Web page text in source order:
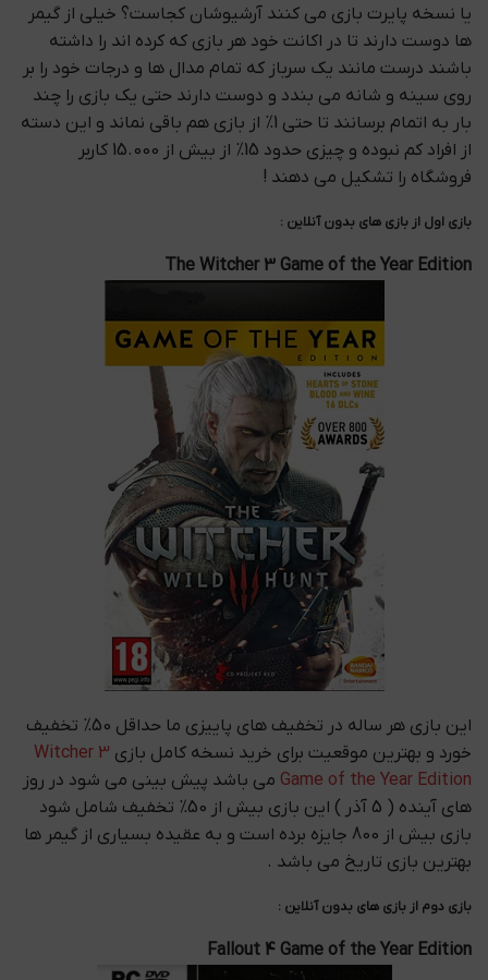
یا نسخه پایرت بازی می کنند آرشیوشان کجاست؟ خیلی از گیمر
ها دوست دارند تا در اکانت خود هر بازی که کرده اند را داشته
باشند درست مانند یک سرباز که تمام مدال ها و درجات خود را بر
روی سینه و شانه می بندد و دوست دارند حتی یک بازی را چند
بار به اتمام برسانند تا حتی 1% از بازی هم باقی نماند و این دسته
از افراد کم نبوده و چیزی حدود 15% از بیش از 15.000 کاربر
فروشگاه را تشکیل می دهند !
بازی اول از بازی های بدون آنلاین :
The Witcher 3 Game of the Year Edition
این بازی هر ساله در تخفیف های پاییزی ما حداقل 50% تخفیف
خورد و بهترین موقعیت برای خرید نسخه کامل بازی Witcher 3
Game of the Year Edition می باشد پیش بینی می شود در روز
های آینده ( 5 آذر ) این بازی بیش از 50% تخفیف شامل شود
بازی بیش از 800 جایزه برده است و به عقیده بسیاری از گیمر ها
بهترین بازی تاریخ می باشد .
بازی دوم از بازی های بدون آنلاین :
Fallout 4 Game of the Year Edition